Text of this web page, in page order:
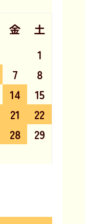
金
土
1
7
8
14
15
21
22
28
29